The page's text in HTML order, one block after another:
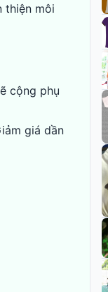
thiện môi
cộng phụ
giá dần